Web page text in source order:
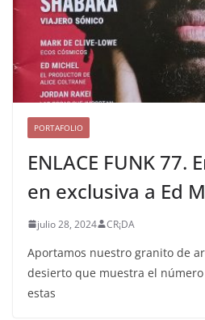
PORTAFOLIO
ENLACE FUNK 77.
en exclusiva a Ed
julio 28, 2024 CR¡DA
Aportamos nuestro granito de
desierto que muestra el número
estas